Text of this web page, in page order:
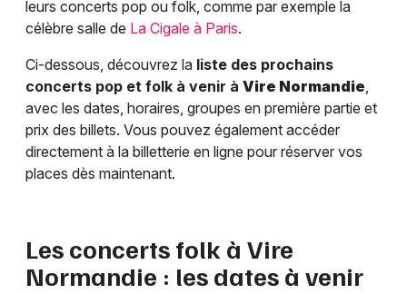
leurs concerts pop ou folk, comme par exemple la
célèbre salle de La Cigale à Paris.
Ci-dessous, découvrez la liste des prochains
concerts pop et folk à venir à Vire Normandie,
avec les dates, horaires, groupes en première partie et
prix des billets. Vous pouvez également accéder
directement à la billetterie en ligne pour réserver vos
places dès maintenant.
Les concerts folk à Vire
Normandie : les dates à venir